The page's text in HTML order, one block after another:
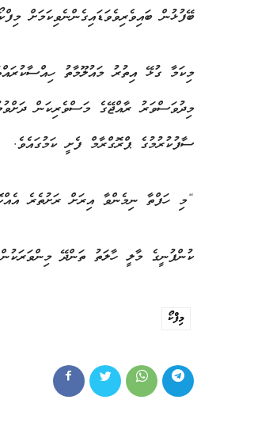
ބޭފުޅުން ބައިވެރިވެވަޑައިގެންނެވިކަމަށް
މިކަމާ ގުޅޭ އިތުރު މައުލޫމާތު
މިދުވަސްވަރު ރާއްޖޭގެ މަސްވެރިކަން
ސާފުކުރުމުގެ ޕްރޮގްރާމް ފެށީ ކަމުގައެވެ.
“މި ހަފްތާ ނިމެންވާ އިރަށް ރަށުތެރެ
ކުންފުނީގެ މާލީ ހާލަތު ތަންދޭ
މިފްކޯ